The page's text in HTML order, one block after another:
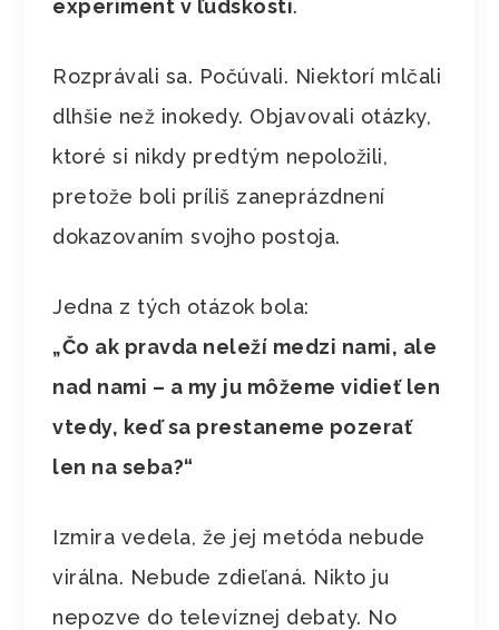
experiment v ľudskosti.
Rozprávali sa. Počúvali. Niektorí mlčali
dlhšie než inokedy. Objavovali otázky,
ktoré si nikdy predtým nepoložili,
pretože boli príliš zaneprázdnení
dokazovaním svojho postoja.
Jedna z tých otázok bola:
„Čo ak pravda neleží medzi nami, ale
nad nami – a my ju môžeme vidieť len
vtedy, keď sa prestaneme pozerať
len na seba?“
Izmira vedela, že jej metóda nebude
virálna. Nebude zdieľaná. Nikto ju
nepozve do televíznej debaty. No